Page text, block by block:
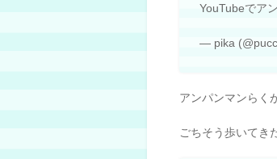
YouTubeでア
— pika
アンパンマンらく
ごちそう歩いてき